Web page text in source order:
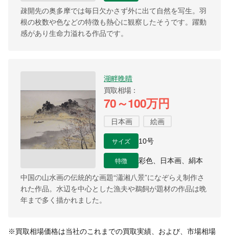
疎開先の奥多摩では毎日欠かさず外に出て自然を写生。羽
根の枚数や色などの特徴も熱心に観察したそうです。躍動
感があり生命力溢れる作品です。
湖畔晩晴
買取相場
70～100万円
日本画 絵画
サイズ 10号
特徴 彩色、日本画、絹本
中国の山水画の伝統的な画題“瀟湘八景”になぞらえ制作さ
れた作品。水辺を中心とした漁夫や鵜飼が題材の作品は晩
年まで多く描かれました。
※買取相場価格は当社のこれまでの買取実績、および、市場相場